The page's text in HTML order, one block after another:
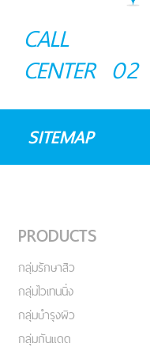
CALL
CENTER 02
SITEMAP
PRODUCTS
กลุ่มรักษาสิว
กลุ่มไวเทนนิ่ง
กลุ่มบำรุงผิว
กลุ่มกันแดด